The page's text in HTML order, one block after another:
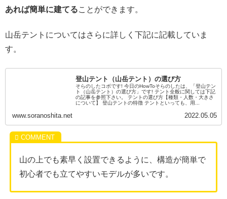
あれば簡単に建てることができます。
山岳テントについてはさらに詳しく下記に記載していま
す。
登山テント（山岳テント）の選び方
そらのしたコボです! 今日のHowToそらのしたは、「登山テン
ト（山岳テント）の選び方」です! テント全般に関しては下記
の記事を参照下さい。 テントの選び方【種類・人数・大きさ
について】 登山テントの特徴 テントといっても、用...
www.soranoshita.net 2022.05.05
山の上でも素早く設置できるように、構造が簡単で
初心者でも立てやすいモデルが多いです。